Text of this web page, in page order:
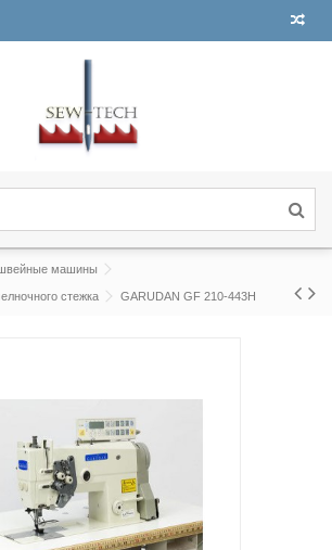
машины
стежка GARUDAN GF 210-443H